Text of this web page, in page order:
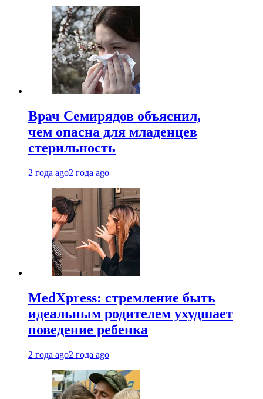
Врач Семирядов объяснил,
чем опасна для младенцев
стерильность
2 года ago2 года ago
MedXpress: стремление быть
идеальным родителем ухудшает
поведение ребенка
2 года ago2 года ago